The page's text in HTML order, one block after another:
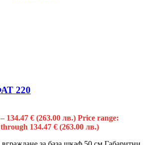
220
– 134.47 € (263.00 лв.) Price range:
134.47 € (263.00 лв.)